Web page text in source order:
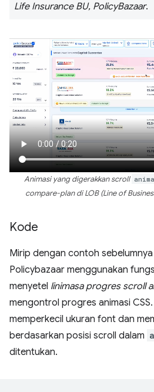
Life Insurance BU, PolicyBazaar.
Animasi yang digerakkan scroll
compare-plan di LOB (Line of
Kode
Mirip dengan contoh
Policybazaar menggunakan
menyetel linimasa progres scroll
mengontrol progres animasi CSS.
memperkecil ukuran font dan
berdasarkan posisi scroll dalam
ditentukan.